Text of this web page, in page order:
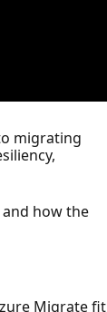
migrating
how the
Migrate fit